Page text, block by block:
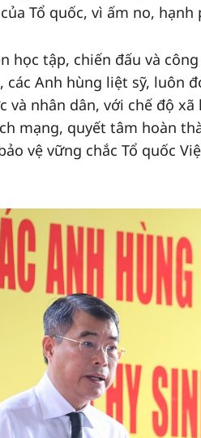
Tổ quốc, vì ấm no, hạnh
học tập, chiến đấu và
các Anh hùng liệt sỹ, luôn
và nhân dân, với chế độ
mạng, quyết tâm hoàn
vệ vững chắc Tổ quốc